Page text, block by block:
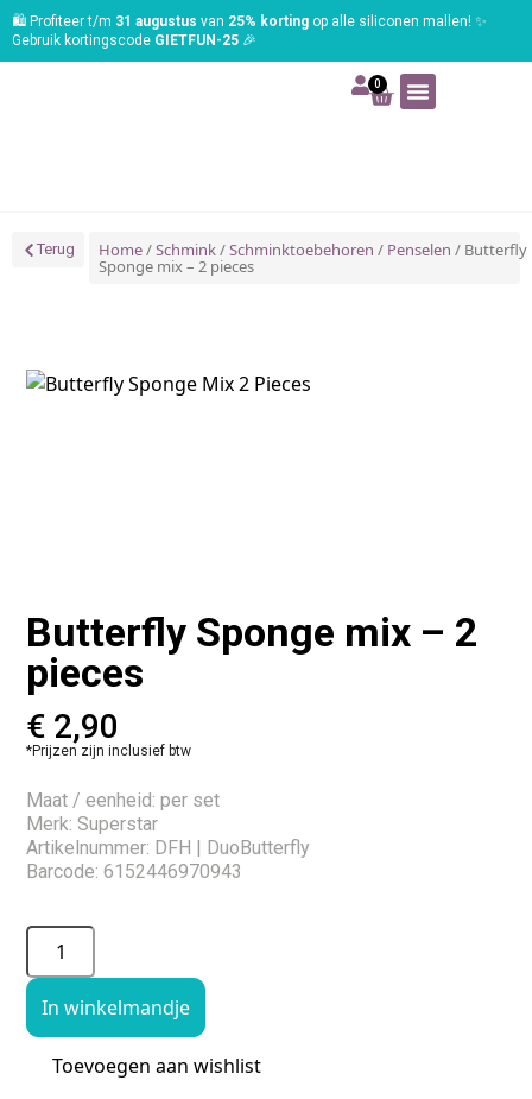
🛍️ Profiteer t/m 31 augustus van 25% korting op alle siliconen mallen! ✨
Gebruik kortingscode GIETFUN-25 🎉
0
Terug Home/Schmink/Schminktoebehoren / Penselen / Butterfly
Sponge mix – 2 pieces
Butterfly Sponge mix – 2
pieces
€ 2,90
*Prijzen zijn inclusief btw
Maat / eenheid: per set
Merk: Superstar
Artikelnummer: DFH | DuoButterfly
Barcode: 6152446970943
In winkelmandje
Toevoegen aan wishlist